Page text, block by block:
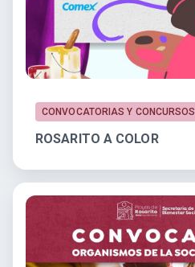
CONVOCATORIAS Y CONCURSOS
ROSARITO A COLOR